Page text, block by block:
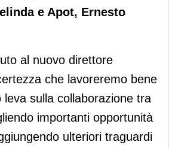
e Apot, Ernesto
al nuovo direttore
che lavoreremo bene
leva sulla collaborazione tra
importanti opportunità
ulteriori traguardi